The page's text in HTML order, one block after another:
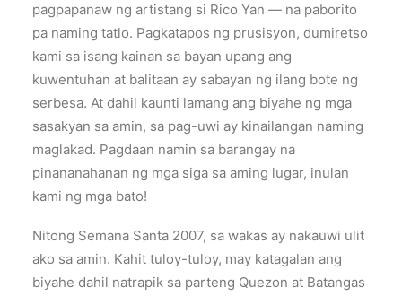
pagpapanaw ng artistang si Rico Yan — na paborito
pa naming tatlo. Pagkatapos ng prusisyon, dumiretso
kami sa isang kainan sa bayan upang ang
kuwentuhan at balitaan ay sabayan ng ilang bote ng
serbesa. At dahil kaunti lamang ang biyahe ng mga
sasakyan sa amin, sa pag-uwi ay kinailangan naming
maglakad. Pagdaan namin sa barangay na
pinananahanan ng mga siga sa aming lugar, inulan
kami ng mga bato!
Nitong Semana Santa 2007, sa wakas ay nakauwi ulit
ako sa amin. Kahit tuloy-tuloy, may katagalan ang
biyahe dahil natrapik sa parteng Quezon at Batangas